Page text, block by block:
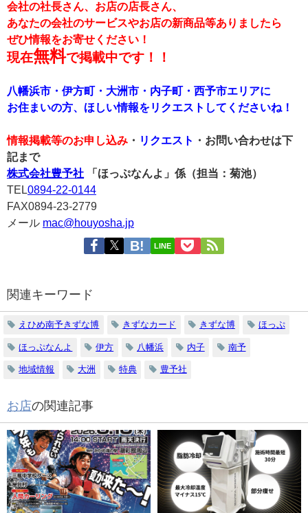
会社の社長さん、お店の店長さん、
あなたの会社のサービスやお店の新商品等ありましたら
ぜひ情報をお寄せください！
現在無料で掲載中です！！
八幡浜市・伊方町・大洲市・内子町・西予市エリアに
お住まいの方、ほしい情報をリクエストしてくださいね！
情報掲載等のお申し込み ・ リクエスト
・お問い合わせは下
記まで
株式会社豊予社 「ほっぷなんよ」係（担当：菊池）
TEL0894-22-0144
FAX0894-23-2779
メール mac@houyosha.jp
LINE
関連キーワード
えひめ南予きずな博 きずなカード きずな博 ほっぷ
ほっぷなんよ 伊方 八幡浜 内子 南予
地域情報 大洲 特典 豊予社
お店の関連記事